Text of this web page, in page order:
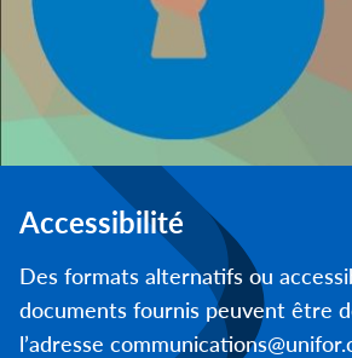
Accessibilité
Des formats alternatifs ou
documents fournis peuvent être
l’adresse